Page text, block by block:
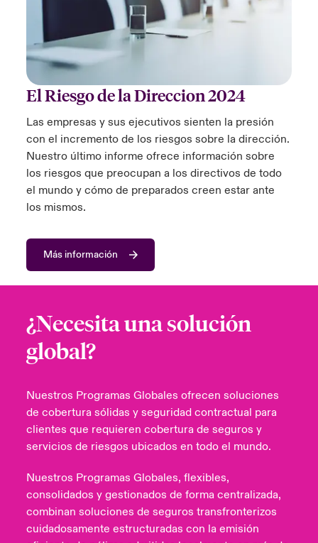
El Riesgo de la Direccion 2024
Las empresas y sus ejecutivos sienten la presión
con el incremento de los riesgos sobre la dirección.
Nuestro último informe ofrece información sobre
los riesgos que preocupan a los directivos de todo
el mundo y cómo de preparados creen estar ante
los mismos.
Más información
¿Necesita una solución
global?
Nuestros Programas Globales ofrecen soluciones
de cobertura sólidas y seguridad contractual para
clientes que requieren cobertura de seguros y
servicios de riesgos ubicados en todo el mundo.
Nuestros Programas Globales, flexibles,
consolidados y gestionados de forma centralizada,
combinan soluciones de seguros transfronterizos
cuidadosamente estructuradas con la emisión